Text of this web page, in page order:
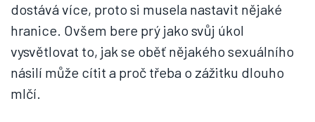
dostává více, proto si musela nastavit nějaké
hranice. Ovšem bere prý jako svůj úkol
vysvětlovat to, jak se oběť nějakého sexuálního
násilí může cítit a proč třeba o zážitku dlouho
mlčí.